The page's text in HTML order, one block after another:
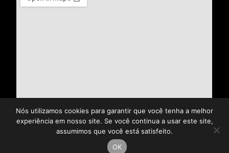
Nós utilizamos cookies para garantir que você tenha a melhor
experiência em nosso site. Se você continua a usar este site,
assumimos que você está satisfeito.
OK